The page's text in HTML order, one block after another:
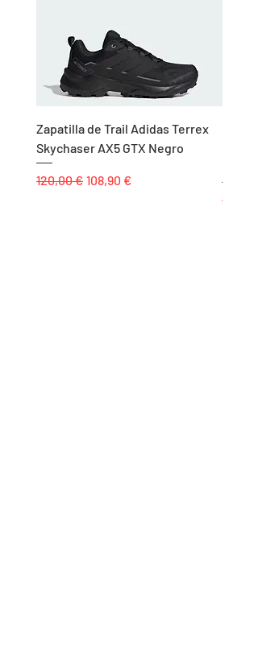
Zapatilla de Trail Adidas Terrex
Skychaser AX5 GTX Negro
Precio
120,00 € Precio de oferta
108,90 €
Precio
25,00 €